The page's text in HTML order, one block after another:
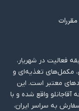
با بیش از ۱۰ سال سابقه فعالیت در شهریار،
مکمل‌های تغذیه‌ای و
معتبر است. این
آقاجانلو واقع شده و با
به سراسر ایران،